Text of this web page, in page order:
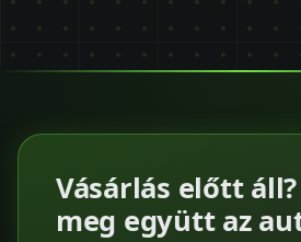
Vásárlás előtt
meg együtt az